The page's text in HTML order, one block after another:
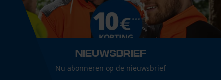
Branche
Outdoor, Tuin- en landschapsarchitectuur, Handwerk
Nieuwsbrief
Nu abonneren op de nieuwsbrief
Loop54 Personalization
Opgeslagen winkelwagen
Persoonlijke begroeting